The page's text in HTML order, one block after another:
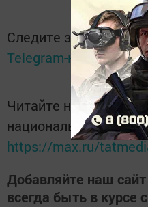
Следите за самым
Telegram-канале
Читайте новости
национальном
https://max.ru/
Добавляйте наш
всегда быть в курсе